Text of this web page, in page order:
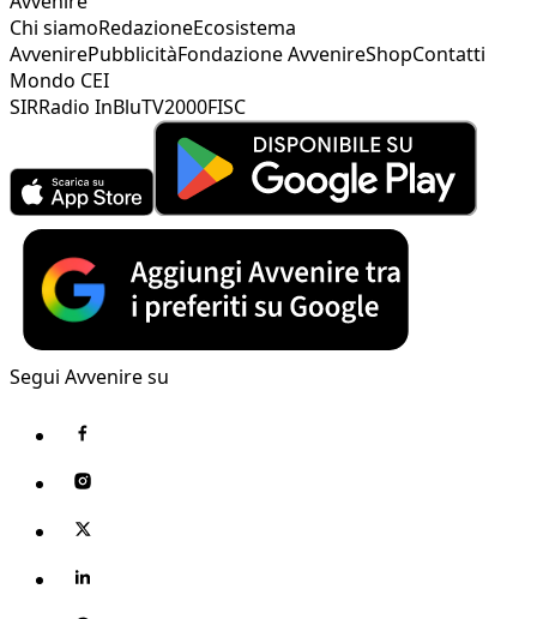
Chi siamoRedazioneEcosistema
AvvenirePubblicitàFondazione AvvenireShopContatti
Mondo CEI
SIRRadio InBluTV2000FISC
Segui Avvenire su